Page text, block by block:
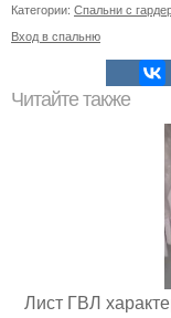
Категории: Спальни с
Вход в спальню
Читайте также
Лист ГВЛ